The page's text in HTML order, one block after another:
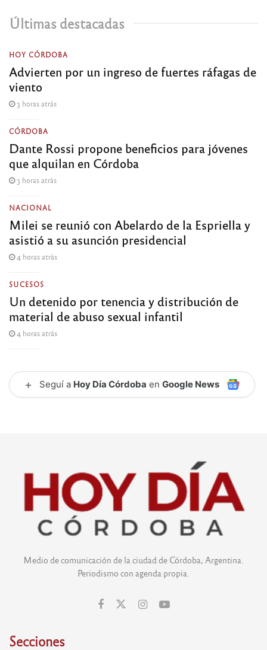
Últimas destacadas
HOY CÓRDOBA
Advierten por un ingreso de fuertes ráfagas de
viento
3 horas atrás
CÓRDOBA
Dante Rossi propone beneficios para jóvenes
que alquilan en Córdoba
3 horas atrás
NACIONAL
Milei se reunió con Abelardo de la Espriella y
asistió a su asunción presidencial
4 horas atrás
SUCESOS
Un detenido por tenencia y distribución de
material de abuso sexual infantil
4 horas atrás
+ Seguí a Hoy Día Córdoba en Google News
Medio de comunicación de la ciudad de Córdoba, Argentina.
Periodismo con agenda propia.
Secciones